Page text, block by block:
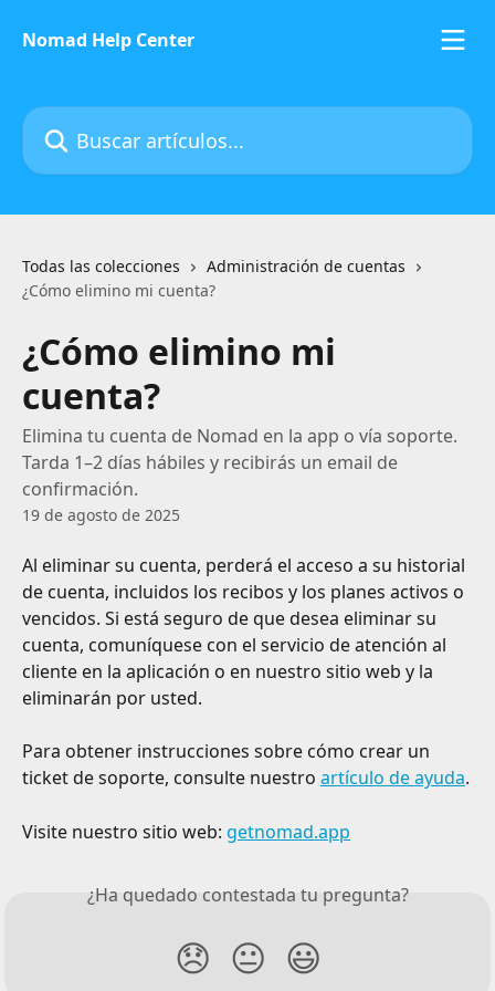
Nomad Help Center
Buscar artículos...
Todas las colecciones
Administración de cuentas
¿Cómo elimino mi cuenta?
¿Cómo elimino mi
cuenta?
Elimina tu cuenta de Nomad en la app o vía soporte.
Tarda 1–2 días hábiles y recibirás un email de
confirmación.
19 de agosto de 2025
Al eliminar su cuenta, perderá el acceso a su historial
de cuenta, incluidos los recibos y los planes activos o
vencidos. Si está seguro de que desea eliminar su
cuenta, comuníquese con el servicio de atención al
cliente en la aplicación o en nuestro sitio web y la
eliminarán por usted.
Para obtener instrucciones sobre cómo crear un
ticket de soporte, consulte nuestro artículo de ayuda.
Visite nuestro sitio web: getnomad.app
¿Ha quedado contestada tu pregunta?
😞 😐 😃